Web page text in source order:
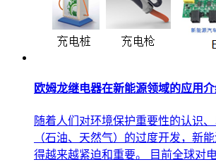
欧姆龙继电器在新能源领域的应用
随着人们对环境保护重要性的认识
（石油、天然气）的过度开发，新
得越来越紧迫和重要。 目前全球对